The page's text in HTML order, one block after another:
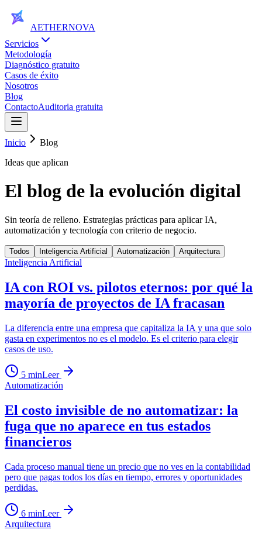
AETHERNOVA
Servicios
Metodología
Diagnóstico gratuito
Casos de éxito
Nosotros
Blog
ContactoAuditoria gratuita
Inicio
Blog
Ideas que aplican
El blog de la evolución digital
Sin teoría de relleno. Estrategias prácticas para aplicar IA,
automatización y tecnología con criterio de negocio.
Todos Inteligencia Artificial Automatización Arquitectura
Inteligencia Artificial
IA con ROI vs. pilotos eternos: por qué la
mayoría de proyectos de IA fracasan
La diferencia entre una empresa que capitaliza la IA y una que solo
gasta en experimentos no es el modelo. Es el criterio para elegir
casos de uso.
5 minLeer
Automatización
El costo invisible de no automatizar: la
fuga que no aparece en tus estados
financieros
Cada proceso manual tiene un precio que no ves en la contabilidad
pero que pagas todos los días en tiempo, errores y oportunidades
perdidas.
6 minLeer
Arquitectura